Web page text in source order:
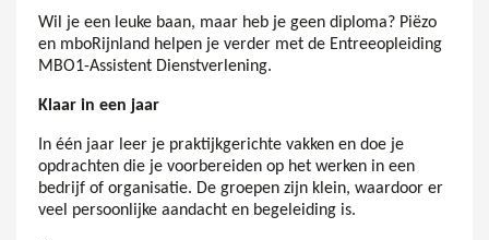
Wil je een leuke baan, maar heb je geen diploma? Piëzo
en mboRijnland helpen je verder met de Entreeopleiding
MBO1-Assistent Dienstverlening.
Klaar in een jaar
In één jaar leer je praktijkgerichte vakken en doe je
opdrachten die je voorbereiden op het werken in een
bedrijf of organisatie. De groepen zijn klein, waardoor er
veel persoonlijke aandacht en begeleiding is.